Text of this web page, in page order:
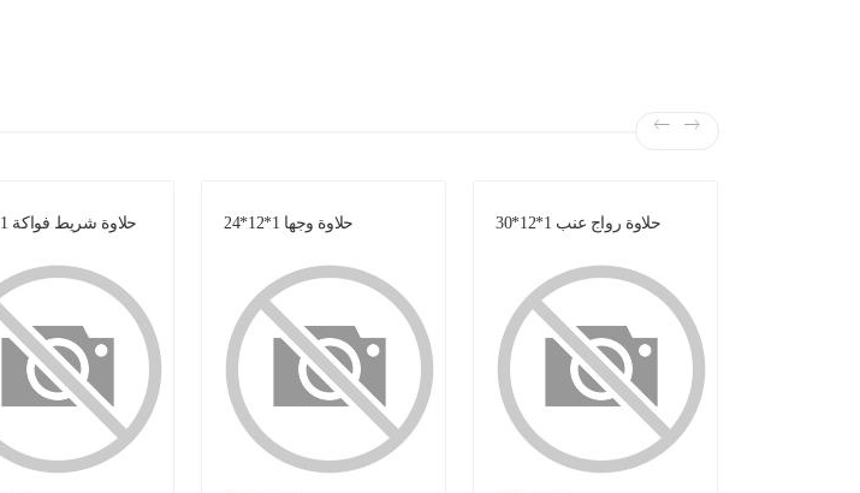
حلاوة شريط فواكة 1*12*24 حلاوة وجها 1*12*24 حلاوة رواج عنب 1*12*30